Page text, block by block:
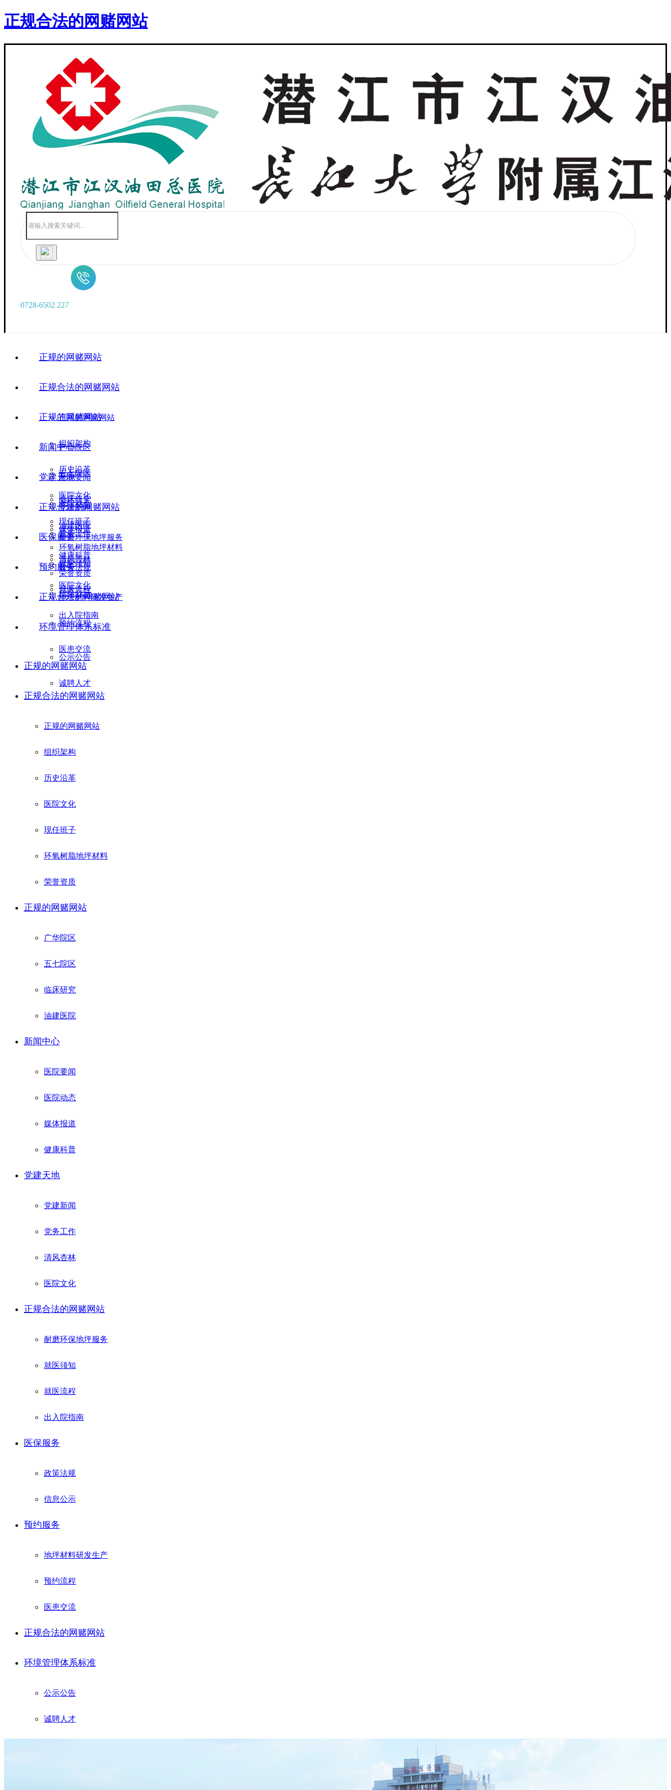
正规合法的网赌网站
0728-6502 227
正规的网赌网站
正规合法的网赌网站
正规的网赌网站
组织架构
历史沿革
医院文化
现任班子
环氧树脂地坪材料
荣誉资质
正规的网赌网站
广华院区
五七院区
临床研究
油建医院
新闻中心
医院要闻
医院动态
媒体报道
健康科普
党建天地
党建新闻
党务工作
清风杏林
医院文化
正规合法的网赌网站
耐磨环保地坪服务
就医须知
就医流程
出入院指南
医保服务
政策法规
信息公示
预约服务
地坪材料研发生产
预约流程
医患交流
正规合法的网赌网站
环境管理体系标准
公示公告
诚聘人才
正规的网赌网站
正规合法的网赌网站
正规的网赌网站
组织架构
历史沿革
医院文化
现任班子
环氧树脂地坪材料
荣誉资质
正规的网赌网站
广华院区
五七院区
临床研究
油建医院
新闻中心
医院要闻
医院动态
媒体报道
健康科普
党建天地
党建新闻
党务工作
清风杏林
医院文化
正规合法的网赌网站
耐磨环保地坪服务
就医须知
就医流程
出入院指南
医保服务
政策法规
信息公示
预约服务
地坪材料研发生产
预约流程
医患交流
正规合法的网赌网站
环境管理体系标准
公示公告
诚聘人才